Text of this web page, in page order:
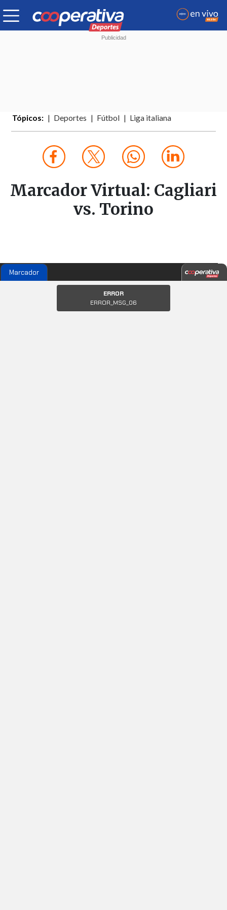
Tópicos: Deportes Fútbol Liga italiana
Marcador Virtual: Cagliari
vs. Torino
Marcador